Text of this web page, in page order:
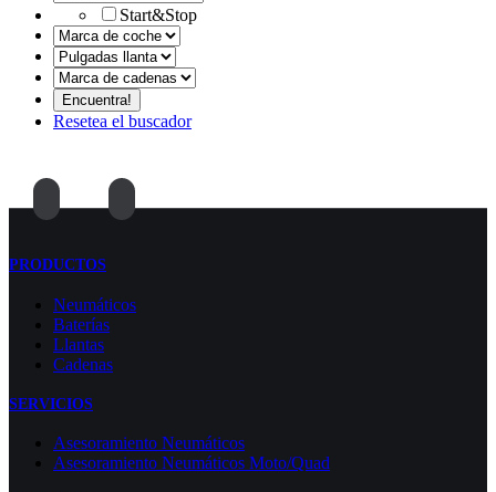
Start&Stop
Resetea el buscador
PRODUCTOS
Neumáticos
Baterías
Llantas
Cadenas
SERVICIOS
Asesoramiento Neumáticos
Asesoramiento Neumáticos Moto/Quad